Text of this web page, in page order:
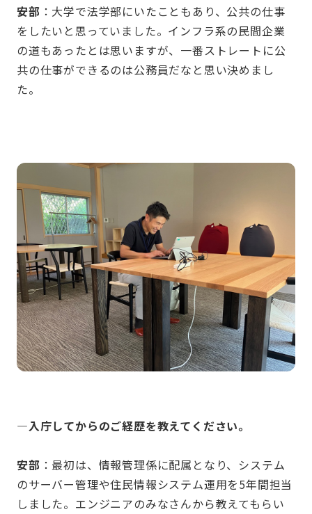
安部 ：大学で法学部にいたこともあり、公共の仕事
をしたいと思っていました。インフラ系の民間企業
の道もあったとは思いますが、一番ストレートに公
共の仕事ができるのは公務員だなと思い決めまし
た。
—入庁してからのご経歴を教えてください。
安部 ：最初は、情報管理係に配属となり、システム
のサーバー管理や住民情報システム運用を5年間担当
しました。エンジニアのみなさんから教えてもらい